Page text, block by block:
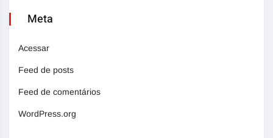
Meta
Acessar
Feed de posts
Feed de comentários
WordPress.org